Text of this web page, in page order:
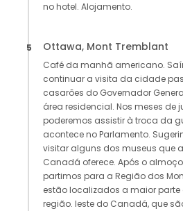
no hotel. Alojamento.
5 Ottawa, Mont Tremblant
Café da manhã americano.
continuar a visita da cidade
casarões do Governador
área residencial. Nos meses de
poderemos assistir à troca da
acontece no Parlamento.
visitar alguns dos museus que
Canadá oferece. Após o
partimos para a Região dos
estão localizados a maior
região. leste do Canadá, que